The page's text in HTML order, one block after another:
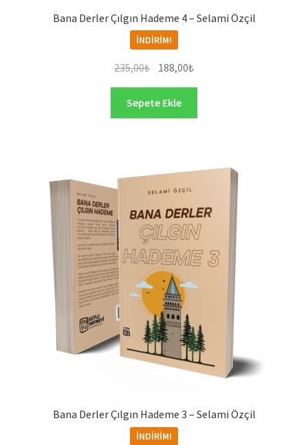
Bana Derler Çılgın Hademe 4 – Selami Özçil
İNDIRIM!
235,00₺ Orijinal
235,00₺.
188,00₺Şu
188,00₺.
Sepete Ekle
Bana Derler Çılgın Hademe 3 – Selami Özçil
İNDIRIM!